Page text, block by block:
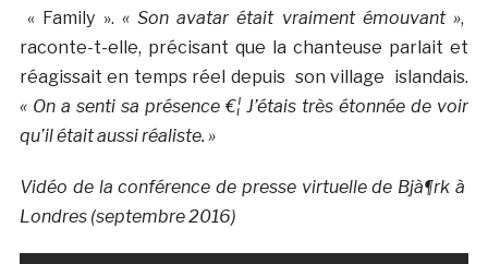
« Family ». « Son avatar était vraiment émouvant »,
raconte-t-elle, précisant que la chanteuse parlait et
réagissait en temps réel depuis son village islandais.
« On a senti sa présence €¦ J’étais très étonnée de voir
qu’il était aussi réaliste. »
Vidéo de la conférence de presse virtuelle de Bjà¶rk à
Londres (septembre 2016)